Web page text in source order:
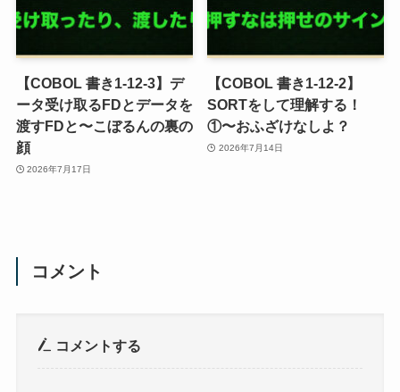
【COBOL 書き1-12-3】デ
ータ受け取るFDとデータを
渡すFDと〜こぼるんの裏の
顔
2026年7月17日
【COBOL 書き1-12-2】
SORTをして理解する！
①〜おふざけなしよ？
2026年7月14日
コメント
コメントする